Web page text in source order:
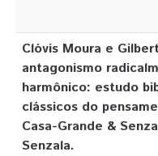
Clóvis Moura e
antagonismo
harmônico: estudo
clássicos do
Casa-Grande &
Senzala.